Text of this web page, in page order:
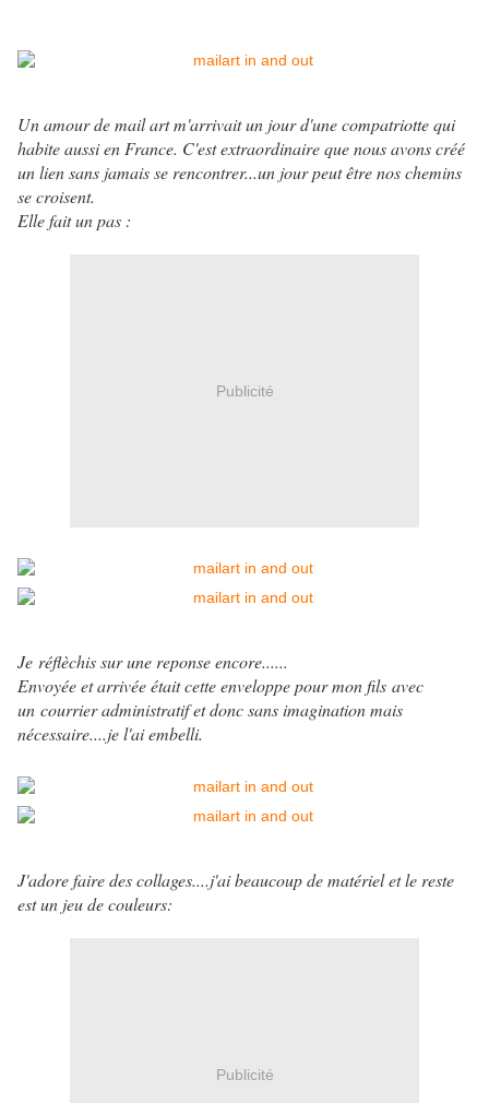
Un amour de mail art m'arrivait un jour d'une compatriotte qui
habite aussi en France. C'est extraordinaire que nous avons créé
un lien sans jamais se rencontrer...un jour peut être nos chemins
se croisent.
Elle fait un pas :
Publicité
Je réflèchis sur une reponse encore......
Envoyée et arrivée était cette enveloppe pour mon fils avec
un courrier administratif et donc sans imagination mais
nécessaire....je l'ai embelli.
J'adore faire des collages....j'ai beaucoup de matériel et le reste
est un jeu de couleurs:
Publicité